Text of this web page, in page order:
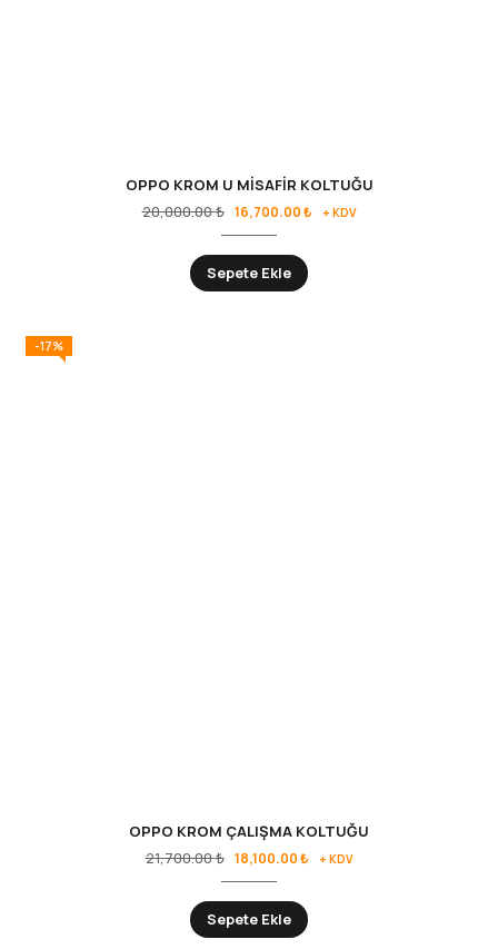
OPPO KROM U MİSAFİR KOLTUĞU
20,000.00₺ 16,700.00₺ + KDV
Sepete Ekle
-17%
OPPO KROM ÇALIŞMA KOLTUĞU
21,700.00₺ 18,100.00₺ + KDV
Sepete Ekle